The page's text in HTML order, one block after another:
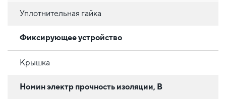
Уплотнительная гайка
Фиксирующее устройство
Крышка
Номин электр прочность изоляции, В